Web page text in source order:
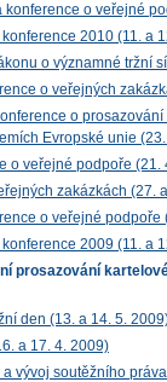
konference o veřejné
2010 (11. a
o významné tržní
o veřejných
o
Evropské unie
o veřejné podpoře (21.
zakázkách (27.
o veřejné podpoře
2009 (11. a
prosazování
den (13. a 14. 5.
a 17. 4. 2009)
vývoj soutěžního